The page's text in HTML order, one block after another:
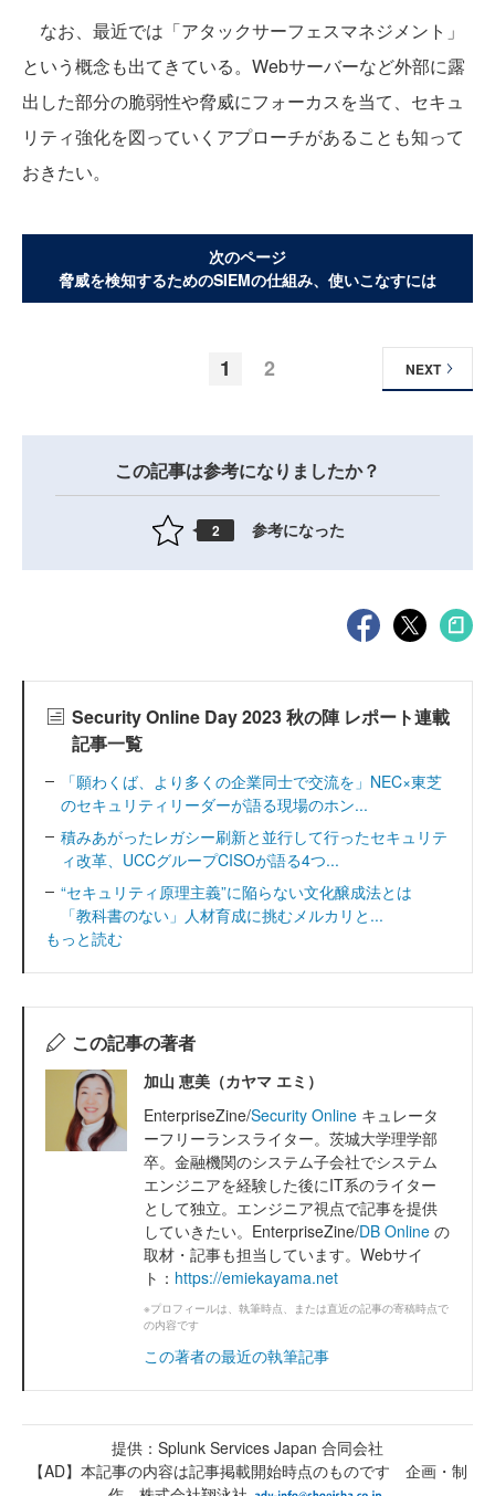
なお、最近では「アタックサーフェスマネジメント」
という概念も出てきている。Webサーバーなど外部に露
出した部分の脆弱性や脅威にフォーカスを当て、セキュ
リティ強化を図っていくアプローチがあることも知って
おきたい。
次のページ
脅威を検知するためのSIEMの仕組み、使いこなすには
1 2 NEXT
この記事は参考になりましたか？
2 参考になった
Security Online Day 2023 秋の陣 レポート連載
記事一覧
「願わくば、より多くの企業同士で交流を」NEC×東芝
のセキュリティリーダーが語る現場のホン...
積みあがったレガシー刷新と並行して行ったセキュリテ
ィ改革、UCCグループCISOが語る4つ...
“セキュリティ原理主義”に陥らない文化醸成法とは
「教科書のない」人材育成に挑むメルカリと...
もっと読む
この記事の著者
加山 恵美（カヤマ エミ）
EnterpriseZine/Security Online キュレータ
ーフリーランスライター。茨城大学理学部
卒。金融機関のシステム子会社でシステム
エンジニアを経験した後にIT系のライター
として独立。エンジニア視点で記事を提供
していきたい。EnterpriseZine/DB Online の
取材・記事も担当しています。Webサイ
ト： https://emiekayama.net
※プロフィールは、執筆時点、または直近の記事の寄稿時点で
の内容です
この著者の最近の執筆記事
提供：Splunk Services Japan 合同会社
【AD】本記事の内容は記事掲載開始時点のものです 企画・制